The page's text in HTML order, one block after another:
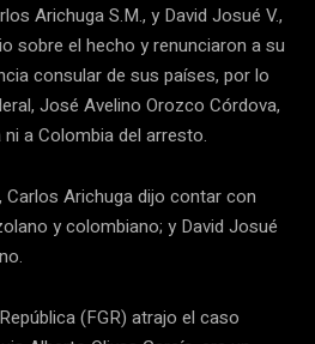
Arichuga S.M., y David Josué V.,
sobre el hecho y renunciaron a su
consular de sus países, por lo
José Avelino Orozco Córdova,
a Colombia del arresto.
Arichuga dijo contar con
y colombiano; y David Josué
(FGR) atrajo el caso